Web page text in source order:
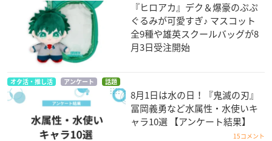
『ヒロアカ』デク＆爆豪のぷぷ
ぐるみが可愛すぎ♪ マスコット
全9種や雄英スクールバッグが8
月3日受注開始
オタ活・推し活 アンケート 話題
8月1日は水の日！『鬼滅の刃』
冨岡義勇など水属性・水使いキ
ャラ10選 【アンケート結果】
15コメント